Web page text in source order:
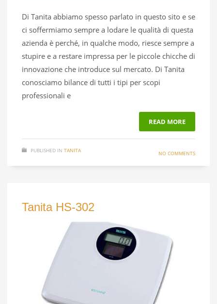
Di Tanita abbiamo spesso parlato in questo sito e se
ci soffermiamo sempre a lodare le qualità di questa
azienda è perché, in qualche modo, riesce sempre a
stupire e a restare impressa per le piccole chicche di
innovazione che introduce sul mercato. Di Tanita
conosciamo bilance di tutti i tipi per scopi
professionali e
READ MORE
PUBLISHED IN TANITA NO COMMENTS
Tanita HS-302